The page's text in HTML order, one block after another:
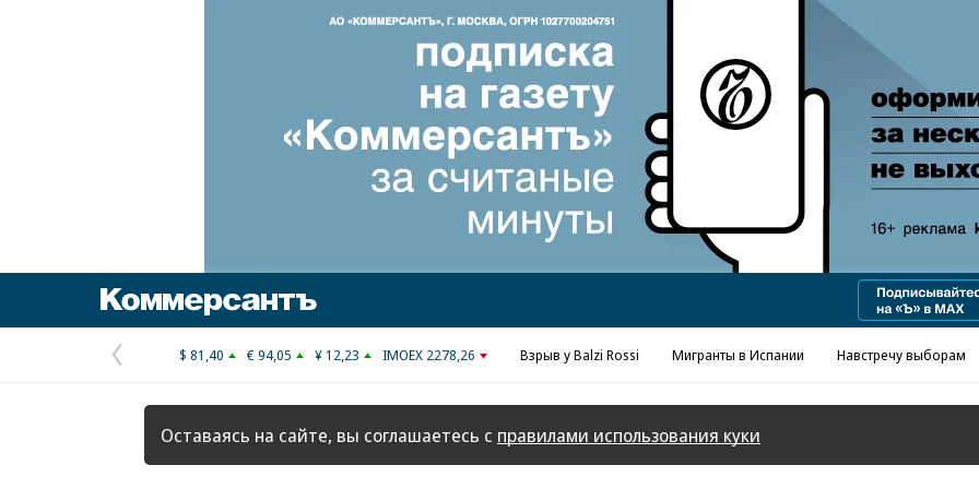
Реклама в «Ъ» www.kommersant.ru/ad
Предыдущая
страница
$ 81,40 € 94,05 ¥ 12,23 IMOEX 2278,26 Взрыв у Balzi Rossi Мигранты в Испании Навстречу выборам
Оставаясь на сайте, вы соглашаетесь с правилами использования куки